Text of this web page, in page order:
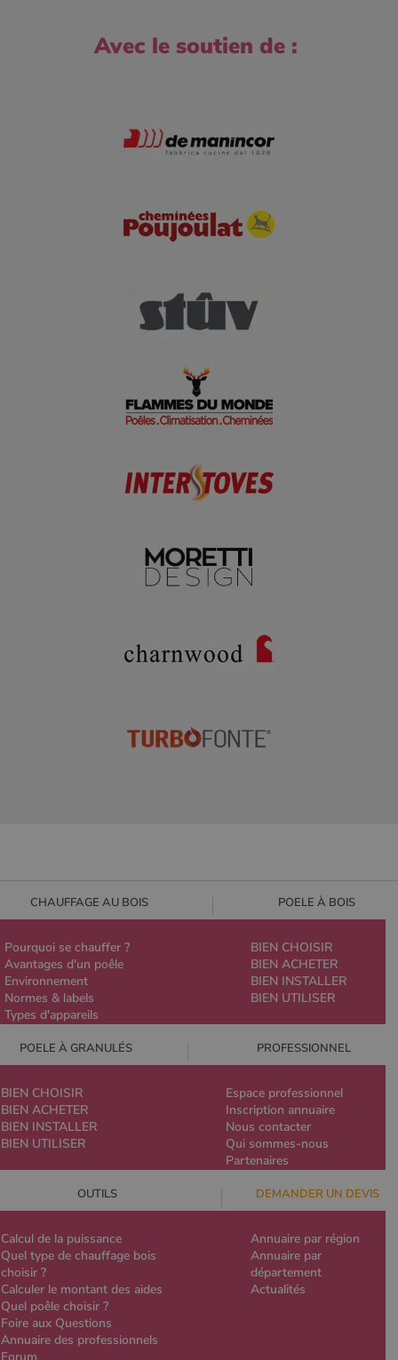
Avec le soutien de :
CHAUFFAGE AU BOIS POELE À BOIS
Pourquoi se chauffer ?
Avantages d'un poêle
Environnement
Normes & labels
Types d'appareils
BIEN CHOISIR
BIEN ACHETER
BIEN INSTALLER
BIEN UTILISER
POELE À GRANULÉS PROFESSIONNEL
BIEN CHOISIR
BIEN ACHETER
BIEN INSTALLER
BIEN UTILISER
Espace professionnel
Inscription annuaire
Nous contacter
Qui sommes-nous
Partenaires
OUTILS DEMANDER UN DEVIS
Calcul de la puissance
Quel type de chauffage bois
choisir ?
Calculer le montant des aides
Quel poêle choisir ?
Foire aux Questions
Annuaire des professionnels
Annuaire par région
Annuaire par
département
Actualités